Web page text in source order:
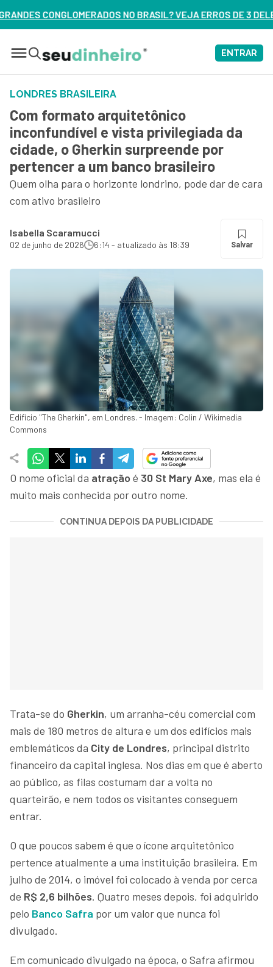
BRASIL? VEJA ERROS DE 3 DELES – ASSISTA AGORA
ENTRAR
LONDRES BRASILEIRA
Com formato arquitetônico
inconfundível e vista privilegiada da
cidade, o Gherkin surpreende por
pertencer a um banco brasileiro
Quem olha para o horizonte londrino, pode dar de cara
com ativo brasileiro
Isabella Scaramucci
02 de junho de 2026 6:14 - atualizado às 18:39 Salvar
Edifício "The Gherkin", em Londres. - Imagem: Colin / Wikimedia
Commons
O nome oficial da atração é 30 St Mary Axe, mas ela é
muito mais conhecida por outro nome.
CONTINUA DEPOIS DA PUBLICIDADE
Trata-se do Gherkin, um arranha-céu comercial com
mais de 180 metros de altura e um dos edifícios mais
emblemáticos da City de Londres, principal distrito
financeiro da capital inglesa. Nos dias em que é aberto
ao público, as filas costumam dar a volta no
quarteirão, e nem todos os visitantes conseguem
entrar.
O que poucos sabem é que o ícone arquitetônico
pertence atualmente a uma instituição brasileira. Em
julho de 2014, o imóvel foi colocado à venda por cerca
de R$ 2,6 bilhões. Quatro meses depois, foi adquirido
pelo Banco Safra por um valor que nunca foi
divulgado.
Em comunicado divulgado na época, o Safra afirmou